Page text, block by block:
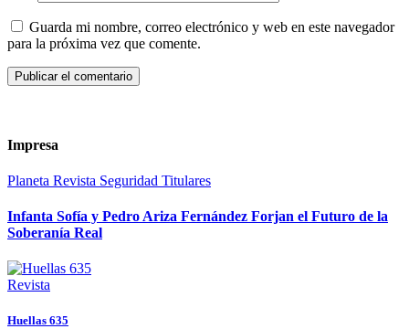
Guarda mi nombre, correo electrónico y web en este navegador
para la próxima vez que comente.
Impresa
Planeta Revista Seguridad Titulares
Infanta Sofía y Pedro Ariza Fernández Forjan el Futuro de la
Soberanía Real
Revista
Huellas 635